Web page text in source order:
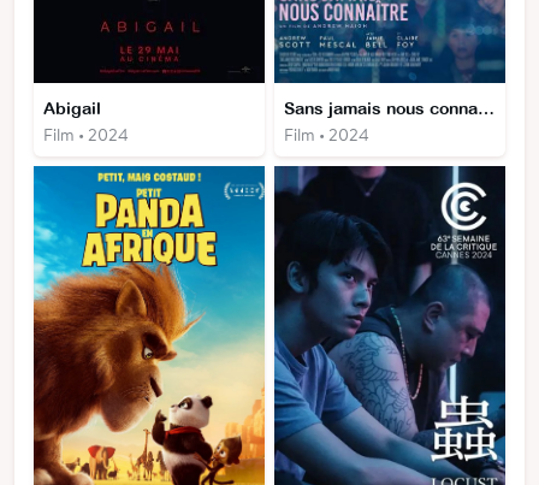
Abigail
Film • 2024
Sans jamais nous connaître
Film • 2024